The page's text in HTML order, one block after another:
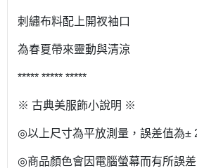
刺繡布料配上開衩袖口
為春夏帶來靈動與清涼
***** ***** *****
※ 古典美服飾小說明 ※
◎以上尺寸為平放測量，誤差值為±
◎商品顏色會因電腦螢幕而有所誤